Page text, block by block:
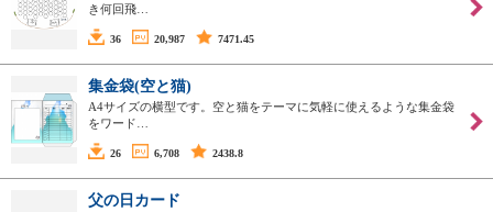
き何回飛…
36 20,987 7471.45
集金袋(空と猫)
A4サイズの横型です。空と猫をテーマに気軽に使えるような集金袋
をワード…
26 6,708 2438.8
父の日カード